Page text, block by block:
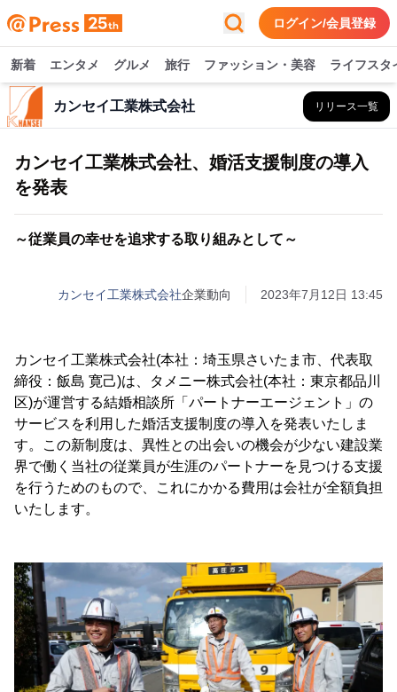
ログイン/会員登録
新着 エンタメ グルメ 旅行 ファッション・美容 ライフスタ
カンセイ工業株式会社 リリース一覧
カンセイ工業株式会社、婚活支援制度の導入
を発表
～従業員の幸せを追求する取り組みとして～
カンセイ工業株式会社企業動向 2023年7月12日 13:45
カンセイ工業株式会社(本社：埼玉県さいたま市、代表取
締役：飯島 寛己)は、タメニー株式会社(本社：東京都品川
区)が運営する結婚相談所「パートナーエージェント」の
サービスを利用した婚活支援制度の導入を発表いたしま
す。この新制度は、異性との出会いの機会が少ない建設業
界で働く当社の従業員が生涯のパートナーを見つける支援
を行うためのもので、これにかかる費用は会社が全額負担
いたします。